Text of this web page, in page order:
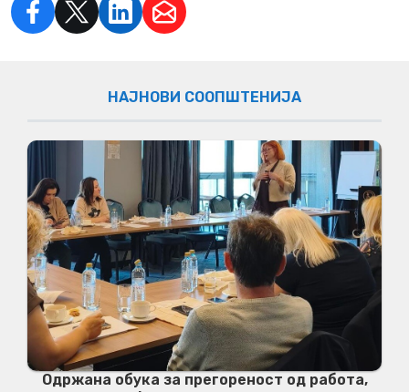
НАЈНОВИ СООПШТЕНИЈА
Одржана обука за прегореност од работа,